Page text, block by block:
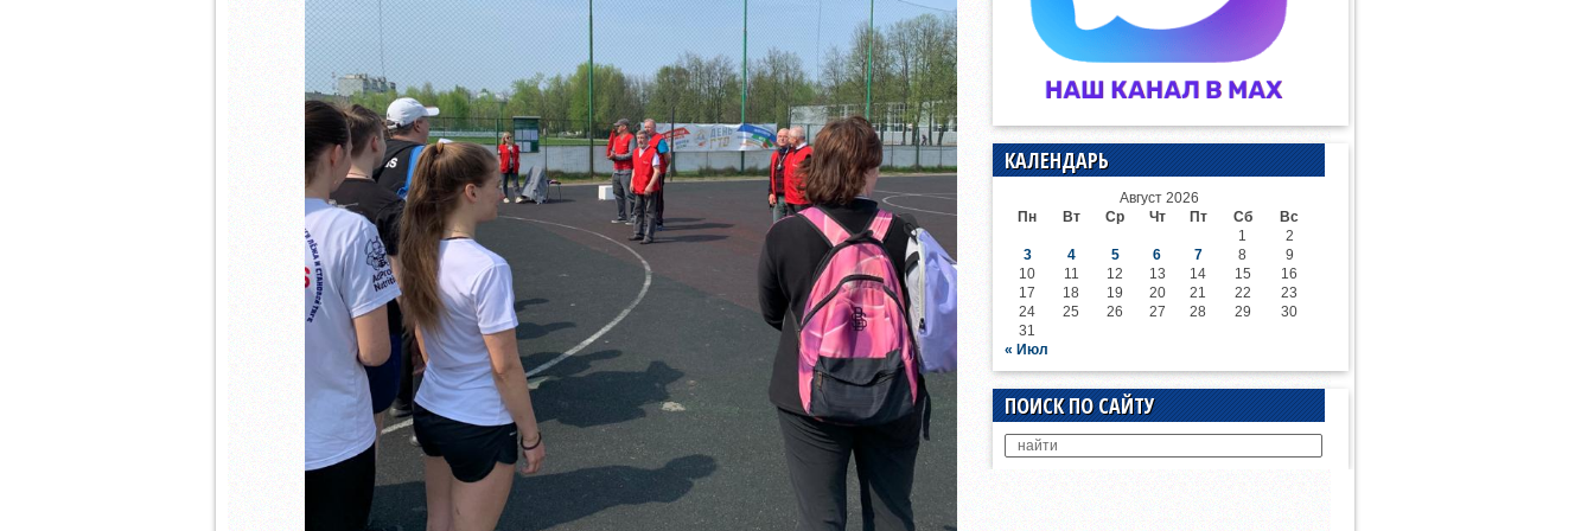
КАЛЕНДАРЬ
Август 2026
Пн
Вт Ср Чт Пт Сб
Вс
1
2
3
4 5 6 7 8
9
10
11 12 13 14 15
16
17
18 19 20 21 22
23
24
25 26 27 28 29
30
31
« Июл
ПОИСК ПО САЙТУ